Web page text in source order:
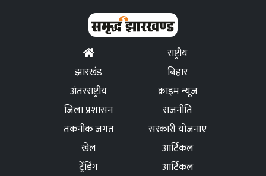
राष्ट्रीय
झारखंड
बिहार
अंतरराष्ट्रीय
क्राइम न्यूज
जिला प्रशासन
राजनीति
तकनीक जगत
सरकारी योजनाएं
खेल
आर्टिकल
ट्रेंडिंग
आर्टिकल